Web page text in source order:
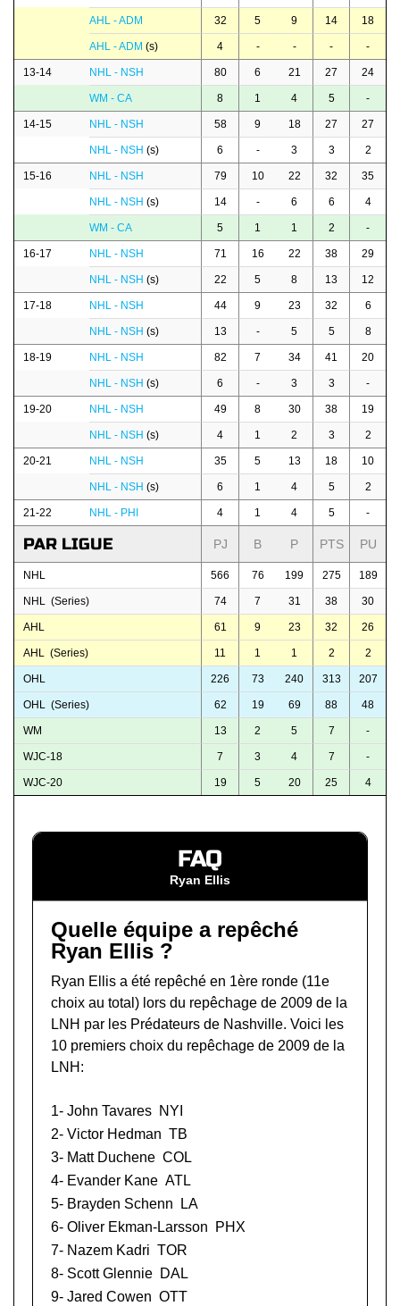
AHL - ADM 32 5 9 14 18
AHL - ADM (s) 4 - - - -
13-14 NHL - NSH 80 6 21 27 24
WM - CA 8 1 4 5 -
14-15 NHL - NSH 58 9 18 27 27
NHL - NSH (s) 6 - 3 3 2
15-16 NHL - NSH 79 10 22 32 35
NHL - NSH (s) 14 - 6 6 4
WM - CA 5 1 1 2 -
16-17 NHL - NSH 71 16 22 38 29
NHL - NSH (s) 22 5 8 13 12
17-18 NHL - NSH 44 9 23 32 6
NHL - NSH (s) 13 - 5 5 8
18-19 NHL - NSH 82 7 34 41 20
NHL - NSH (s) 6 - 3 3 -
19-20 NHL - NSH 49 8 30 38 19
NHL - NSH (s) 4 1 2 3 2
20-21 NHL - NSH 35 5 13 18 10
NHL - NSH (s) 6 1 4 5 2
21-22 NHL - PHI 4 1 4 5 -
PAR LIGUE PJ B P PTS PU
NHL 566 76 199 275 189
NHL (Series) 74 7 31 38 30
AHL 61 9 23 32 26
AHL (Series) 11 1 1 2 2
OHL 226 73 240 313 207
OHL (Series) 62 19 69 88 48
WM 13 2 5 7 -
WJC-18 7 3 4 7 -
WJC-20 19 5 20 25 4
FAQ
Ryan Ellis
Quelle équipe a repêché
Ryan Ellis ?
Ryan Ellis a été repêché en 1ère ronde (11e
choix au total) lors du repêchage de 2009 de la
LNH par les Prédateurs de Nashville. Voici les
10 premiers choix du repêchage de 2009 de la
LNH:
1- John Tavares NYI
2- Victor Hedman TB
3- Matt Duchene COL
4- Evander Kane ATL
5- Brayden Schenn
LA
6- Oliver Ekman-Larsson
PHX
7- Nazem Kadri TOR
8- Scott Glennie DAL
9- Jared Cowen OTT